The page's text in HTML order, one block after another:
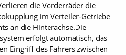
die Vorderräder die
im Verteiler-Getriebe
an die Hinterachse.Die
erfolgt automatisch, das
Eingriff des Fahrers zwischen